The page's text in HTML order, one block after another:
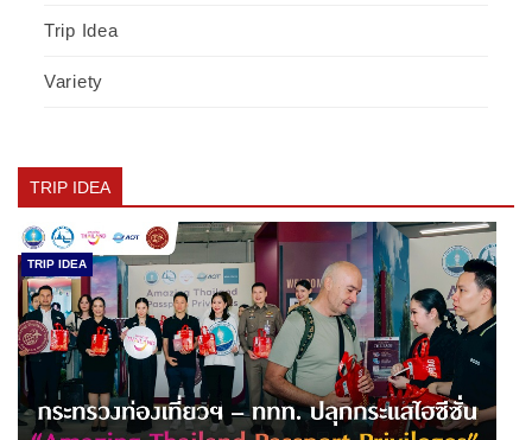
Trip Idea
Variety
TRIP IDEA
TRIP IDEA